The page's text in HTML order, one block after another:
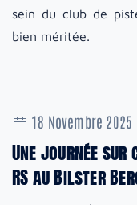
sein du club de
bien méritée.
18 Novembre 2025
Une journée
RS au Bilster